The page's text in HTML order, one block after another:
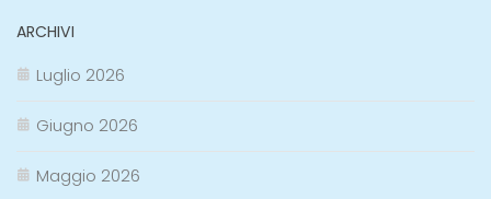
ARCHIVI
Luglio 2026
Giugno 2026
Maggio 2026